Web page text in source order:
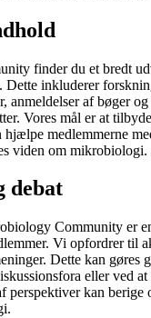
finder du et bredt
inkluderer
anmeldelser af bøger
Vores mål er at
medlemmerne
viden om mikrobiologi.
debat
Community er
Vi opfordrer til
Dette kan gøres
eller ved
perspektiver kan berige